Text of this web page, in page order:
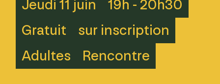
Jeudi 11 juin
19h - 20h30
Gratuit
sur inscription
Adultes
Rencontre